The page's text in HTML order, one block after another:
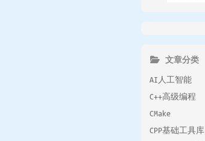
文章分类
AI人工智能
C++高级编程
CMake
CPP基础工具库